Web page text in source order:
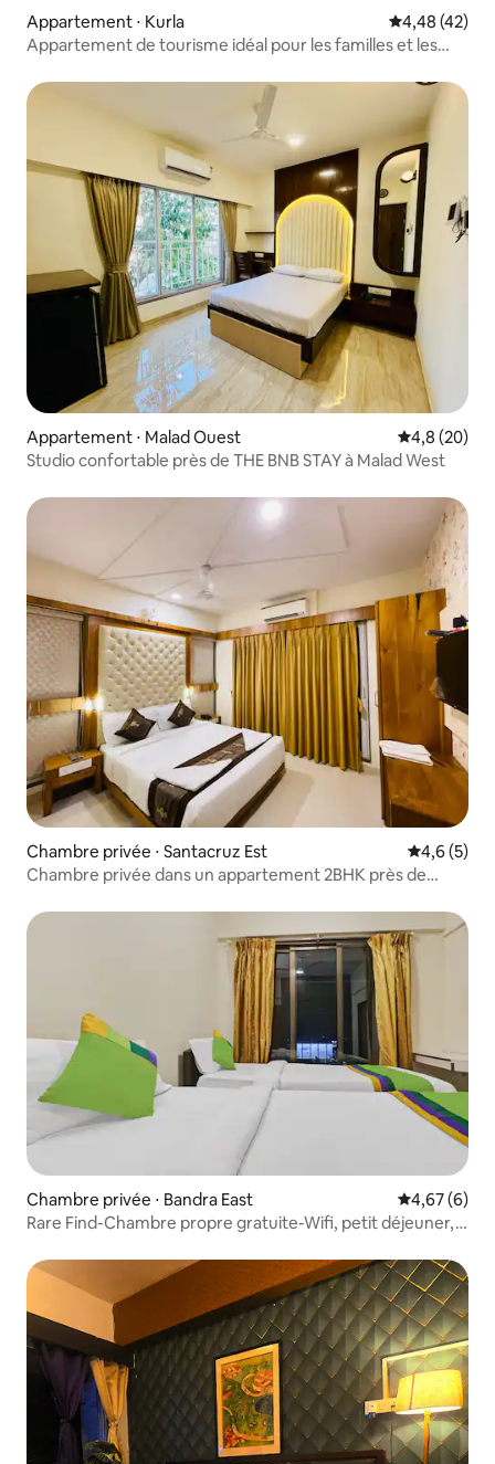
Appartement ⋅ Kurla Évaluation
4,48 (42)
Appartement de tourisme idéal pour les familles et les
Appartement ⋅ Malad Ouest Évaluation
4,8 (20)
Studio confortable près de THE BNB STAY à Malad West
Chambre privée ⋅ Santacruz Est Évaluation
4,6 (5)
Chambre privée dans un appartement 2BHK près de
Chambre privée ⋅ Bandra East Évaluation
4,67 (6)
Rare Find-Chambre propre gratuite-Wifi, petit déjeuner,